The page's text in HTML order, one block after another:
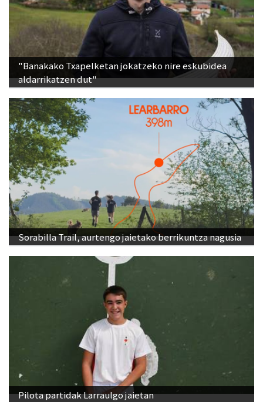
"Banakako Txapelketan jokatzeko nire eskubidea
aldarrikatzen dut"
Sorabilla Trail, aurtengo jaietako berrikuntza nagusia
Pilota partidak Larraulgo jaietan